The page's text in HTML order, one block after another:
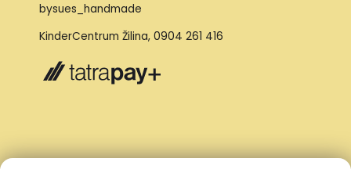
bysues_handmade
KinderCentrum Žilina, 0904 261 416